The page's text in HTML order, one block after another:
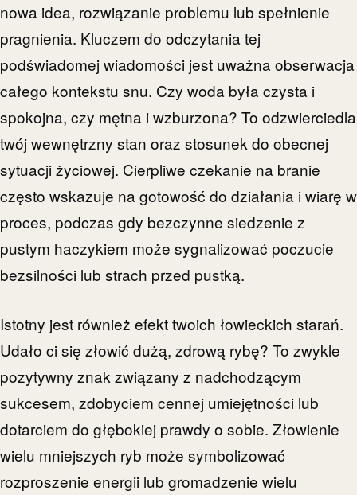
nowa idea, rozwiązanie problemu lub spełnienie
pragnienia. Kluczem do odczytania tej
podświadomej wiadomości jest uważna obserwacja
całego kontekstu snu. Czy woda była czysta i
spokojna, czy mętna i wzburzona? To odzwierciedla
twój wewnętrzny stan oraz stosunek do obecnej
sytuacji życiowej. Cierpliwe czekanie na branie
często wskazuje na gotowość do działania i wiarę w
proces, podczas gdy bezczynne siedzenie z
pustym haczykiem może sygnalizować poczucie
bezsilności lub strach przed pustką.
Istotny jest również efekt twoich łowieckich starań.
Udało ci się złowić dużą, zdrową rybę? To zwykle
pozytywny znak związany z nadchodzącym
sukcesem, zdobyciem cennej umiejętności lub
dotarciem do głębokiej prawdy o sobie. Złowienie
wielu mniejszych ryb może symbolizować
rozproszenie energii lub gromadzenie wielu